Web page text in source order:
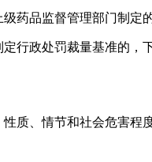
药品监督管理部门制定
行政处罚裁量基准的
、情节和社会危害程